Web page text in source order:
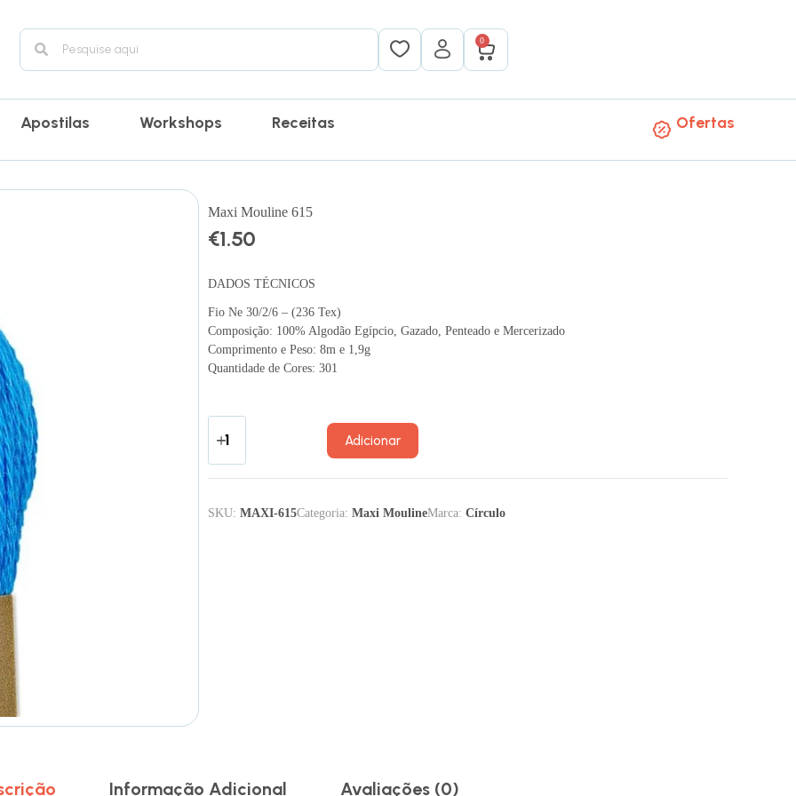
0
Apostilas Workshops Receitas Ofertas
Maxi Mouline 615
€1.50
DADOS TÉCNICOS
Fio Ne 30/2/6 – (236 Tex)
Composição: 100% Algodão Egípcio, Gazado, Penteado e Mercerizado
Comprimento e Peso: 8m e 1,9g
Quantidade de Cores: 301
Adicionar
SKU: MAXI-615Categoria: Maxi MoulineMarca: Círculo
Informação Adicional Avaliações (0)